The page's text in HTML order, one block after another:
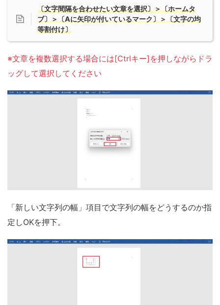
〔文字間隔を合わせたい文章を選択〕＞〔ホームタ
ブ〕＞〔Aに矢印が付いているマーク〕＞〔文字の均
等割付け〕
※文章を複数選択する場合には[Ctrlキー]を押しながらドラ
ッグして選択してください
「新しい文字列の幅」項目で文字列の幅をどうするのか指
定しOKを押下。